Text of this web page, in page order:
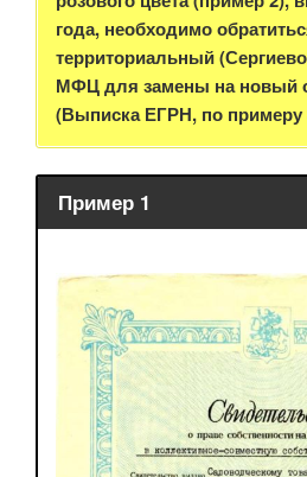
года, необходимо
территориальный
МФЦ для замены на новый
(Выписка ЕГРН, по примеру
Пример 1